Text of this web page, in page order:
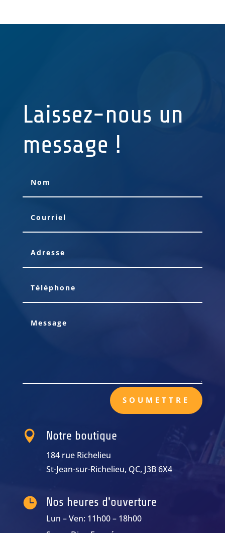
Laissez-nous un
message !
SOUMETTRE
 Notre boutique
184 rue Richelieu
St-Jean-sur-Richelieu, QC, J3B 6X4
 Nos heures d'ouverture
Lun – Ven: 11h00 – 18h00